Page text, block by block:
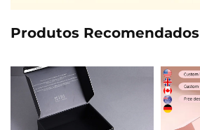
Produtos Recomendados